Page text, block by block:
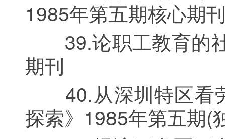
1985年第五期核心期
39.论职工教育的社
期刊
40.从深圳特区看
探索》1985年第五期(